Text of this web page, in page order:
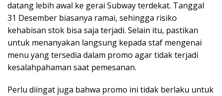
datang lebih awal ke gerai Subway terdekat. Tanggal
31 Desember biasanya ramai, sehingga risiko
kehabisan stok bisa saja terjadi. Selain itu, pastikan
untuk menanyakan langsung kepada staf mengenai
menu yang tersedia dalam promo agar tidak terjadi
kesalahpahaman saat pemesanan.
Perlu diingat juga bahwa promo ini tidak berlaku untuk